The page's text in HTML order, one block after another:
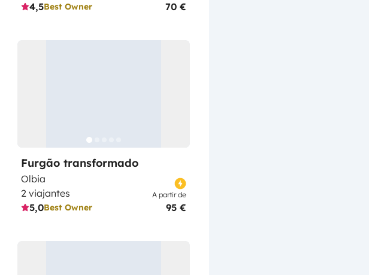
4,5Best Owner 70 €
Furgão transformado
Olbia
2 viajantes
5,0Best Owner
A partir de
95 €